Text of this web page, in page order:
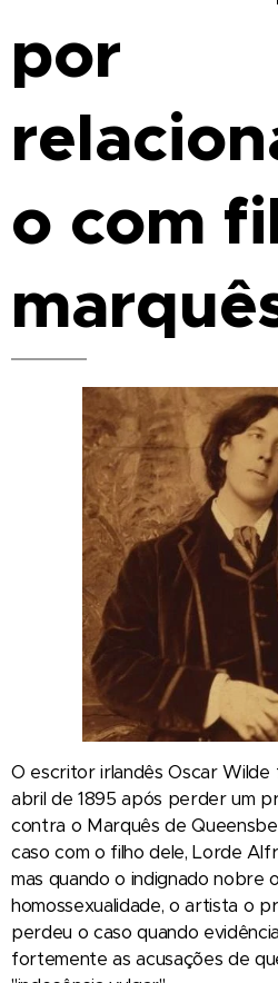
por
o com
O escritor irlandês Oscar
abril de 1895 após perder um
contra o Marquês de
caso com o filho dele, Lorde
mas quando o indignado nobre
homossexualidade, o artista o
perdeu o caso quando
fortemente as acusações de